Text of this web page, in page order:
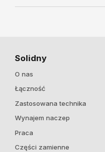
Solidny
O nas
Łączność
Zastosowana technika
Wynajem naczep
Praca
Części zamienne